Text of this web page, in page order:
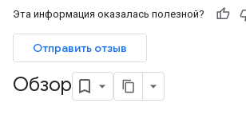
Эта информация оказалась полезной?
Отправить отзыв
Обзор